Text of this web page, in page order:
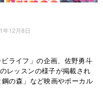
年12月8日
ライフ」の企画、佐野勇斗
レッスンの様子が掲載され
の森」など映画やボーカル